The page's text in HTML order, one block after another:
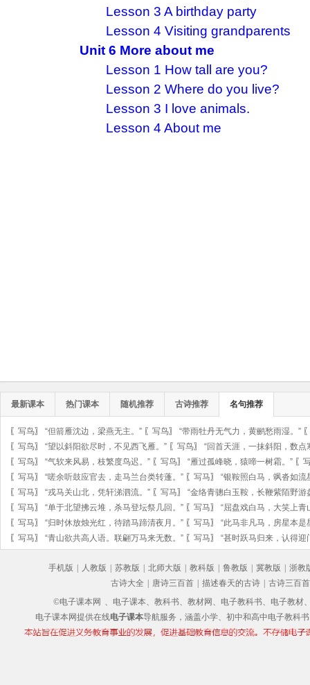
Lesson 3 A birthday party
Lesson 4 Visiting grandparents
Unit 6 More about me
Lesson 1 How tall are you?
Lesson 2 Where do you live?
Lesson 3 I love animals.
Lesson 4 About me
最新课本 热门课本 随机推荐 古诗推荐 名句推荐
〖 写鸟〗 “但箭雁沈边，梁燕无主。” 〖 写鸟〗 “带雨牡丹无气力，黄鹂愁雨湿。”
〖 写鸟〗 “望以斜阳欲尽时，不见西飞雁。” 〖 写鸟〗 “回首天涯，一抹斜阳，数点
〖 写鸟〗 “气软来风易，枝繁度鸟迟。” 〖 写鸟〗 “雁过孤峰晓，猿啼一树霜。” 〖
〖 写马〗 “嗟余听鼓应官去，走马兰台类转蓬。” 〖 写马〗 “银鞍照白马，飒沓如流
〖 写马〗 “戎马关山北，凭轩涕泗流。” 〖 写马〗 “金络青骢白玉鞍，长鞭紫陌野游
〖 写马〗 “单于北望拂云堆，杀马登坛祭几回。” 〖 写马〗 “屈盘戏白马，大笑上青
〖 写马〗 “归时休放烛光红，待踏马蹄清夜月。” 〖 写马〗 “此马非凡马，房星本是
〖 写马〗 “青山欲共高人语。联翩万马来无数。” 〖 写马〗 “甚时跃马归来，认得迎
手机版 人教版 苏教版 北师大版 教科版 鲁教版 冀教版
浙教
古诗大全
唐诗三百首 描述春天的古诗
古诗三百首
©电子课本网 、电子课本、教科书、教材网、电子教科书、电子教材
电子课本网提供在线电子课本导航服务，涵盖小学、初中和高中电子教科